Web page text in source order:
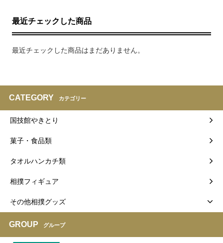
最近チェックした商品
最近チェックした商品はまだありません。
CATEGORY カテゴリー
国技館やきとり
菓子・食品類
タオルハンカチ類
相撲フィギュア
その他相撲グッズ
GROUP グループ